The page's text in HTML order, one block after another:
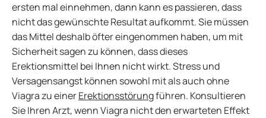
ersten mal einnehmen, dann kann es passieren, dass
nicht das gewünschte Resultat aufkommt. Sie müssen
das Mittel deshalb öfter eingenommen haben, um mit
Sicherheit sagen zu können, dass dieses
Erektionsmittel bei Ihnen nicht wirkt. Stress und
Versagensangst können sowohl mit als auch ohne
Viagra zu einerErektionsstörungführen. Konsultieren
Sie Ihren Arzt, wenn Viagra nicht den erwarteten Effekt